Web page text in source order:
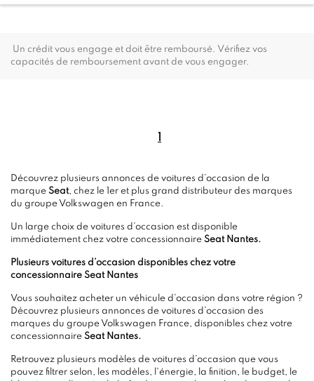
Un crédit vous engage et doit être remboursé. Vérifiez vos
capacités de remboursement avant de vous engager.
Découvrez plusieurs annonces de voitures d’occasion de la
marque Seat, chez le 1er et plus grand distributeur des marques
du groupe Volkswagen en France.
Un large choix de voitures d’occasion est disponible
immédiatement chez votre concessionnaire Seat Nantes.
Plusieurs voitures d’occasion disponibles chez votre
concessionnaire Seat Nantes
Vous souhaitez acheter un véhicule d’occasion dans votre région ?
Découvrez plusieurs annonces de voitures d’occasion des
marques du groupe Volkswagen France, disponibles chez votre
concessionnaire Seat Nantes.
Retrouvez plusieurs modèles de voitures d’occasion que vous
pouvez filtrer selon, les modèles, l'énergie, la finition, le budget, le